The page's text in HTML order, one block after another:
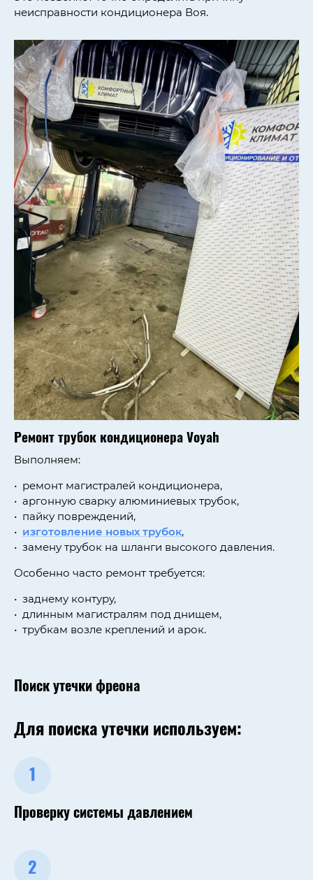
неисправности кондиционера Воя.
Ремонт трубок кондиционера Voyah
Выполняем:
ремонт магистралей кондиционера,
аргонную сварку алюминиевых трубок,
пайку повреждений,
изготовление новых трубок,
замену трубок на шланги высокого давления.
Особенно часто ремонт требуется:
заднему контуру,
длинным магистралям под днищем,
трубкам возле креплений и арок.
Поиск утечки фреона
Для поиска утечки используем:
1
Проверку системы давлением
2